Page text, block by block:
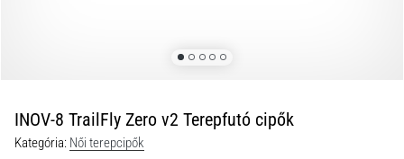
A
gyakorlatban
INOV-8 TrailFly Zero v2 Terepfutó cipők
Kategória: Női terepcipők